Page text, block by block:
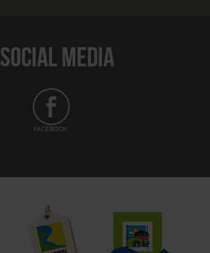
SOCIAL MEDIA
FACEBOOK